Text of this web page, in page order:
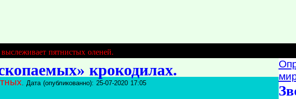
пятнистых оленей.
крокодилах.
. Дата (опубликованно): 25-07-2020 17:05